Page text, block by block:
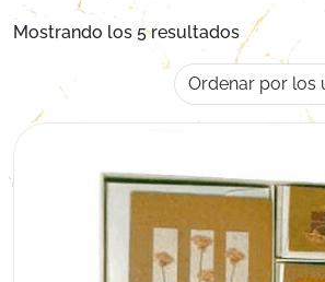
Mostrando los 5 resultados